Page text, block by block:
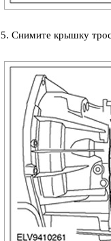
5. Снимите крышку